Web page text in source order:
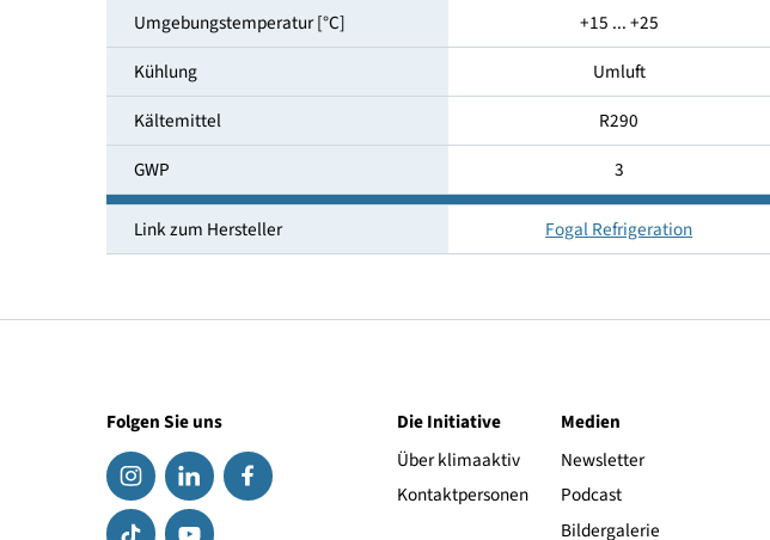
Stromkosten in 8 Jahren [EUR]
Temperaturbereich [°C]
-1 ... 7
Umgebungstemperatur [°C]
+15 ... +25
Kühlung
Umluft
Kältemittel
R290